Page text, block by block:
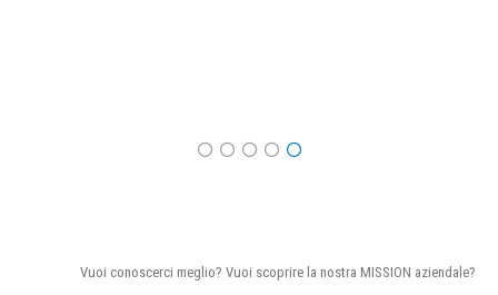
Vuoi conoscerci meglio? Vuoi scoprire la nostra MISSION aziendale?